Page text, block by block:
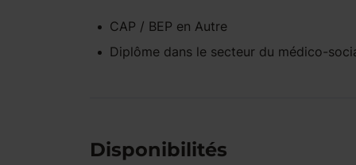
CAP / BEP en Autre
Diplôme dans le secteur du médico-
Disponibilités